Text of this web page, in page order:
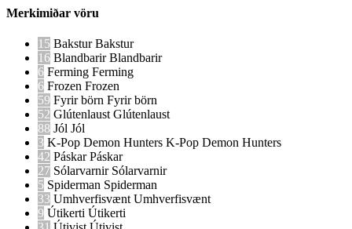
Merkimiðar vöru
15 BaksturBakstur
16 BlandbarirBlandbarir
6 Ferming Ferming
6 Frozen Frozen
59 Fyrir börn Fyrir börn
52 Glútenlaust Glútenlaust
88 Jól Jól
3 K-Pop Demon Hunters K-Pop Demon Hunters
42 PáskarPáskar
27 Sólarvarnir Sólarvarnir
5 Spiderman Spiderman
33 Umhverfisvænt Umhverfisvænt
9 Útikerti Útikerti